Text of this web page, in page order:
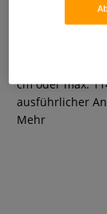
Das EASY FIX
cm oder max.
ausführlicher
Mehr